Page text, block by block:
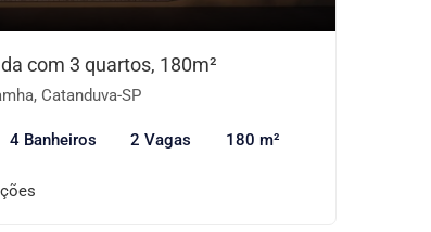
com 3 quartos, 180m²
Catanduva-SP
4 Banheiros 2 Vagas 180 m²